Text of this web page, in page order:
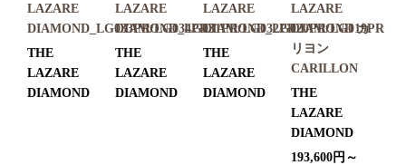
LAZARE
DIAMOND_LG033PR/LG034PR3
THE
LAZARE
DIAMOND
LAZARE
DIAMOND_LG031PR/LG032PR
THE
LAZARE
DIAMOND
LAZARE
DIAMOND_LG020PR/LG019PR
THE
LAZARE
DIAMOND
LAZARE
DIAMOND カ
リヨン
CARILLON
THE
LAZARE
DIAMOND
193,600円～